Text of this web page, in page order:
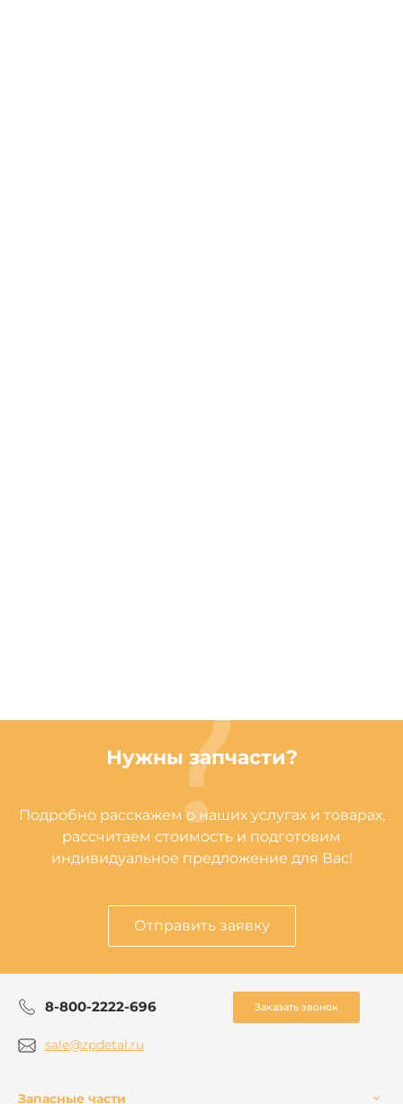
Нужны запчасти?
Подробно расскажем о наших услугах и товарах,
рассчитаем стоимость и подготовим
индивидуальное предложение для Вас!
Отправить заявку
8-800-2222-696 Заказать звонок
sale@zpdetal.ru
Запасные части